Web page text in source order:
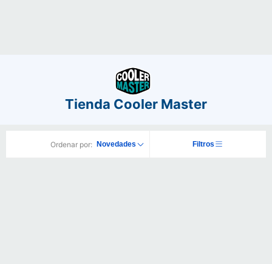
Tienda Cooler Master
Ordenar por: Novedades Filtros